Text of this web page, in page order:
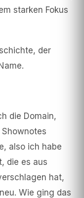
starken Fokus
der
die Domain,
also ich habe
die es aus
hat,
Wie ging das